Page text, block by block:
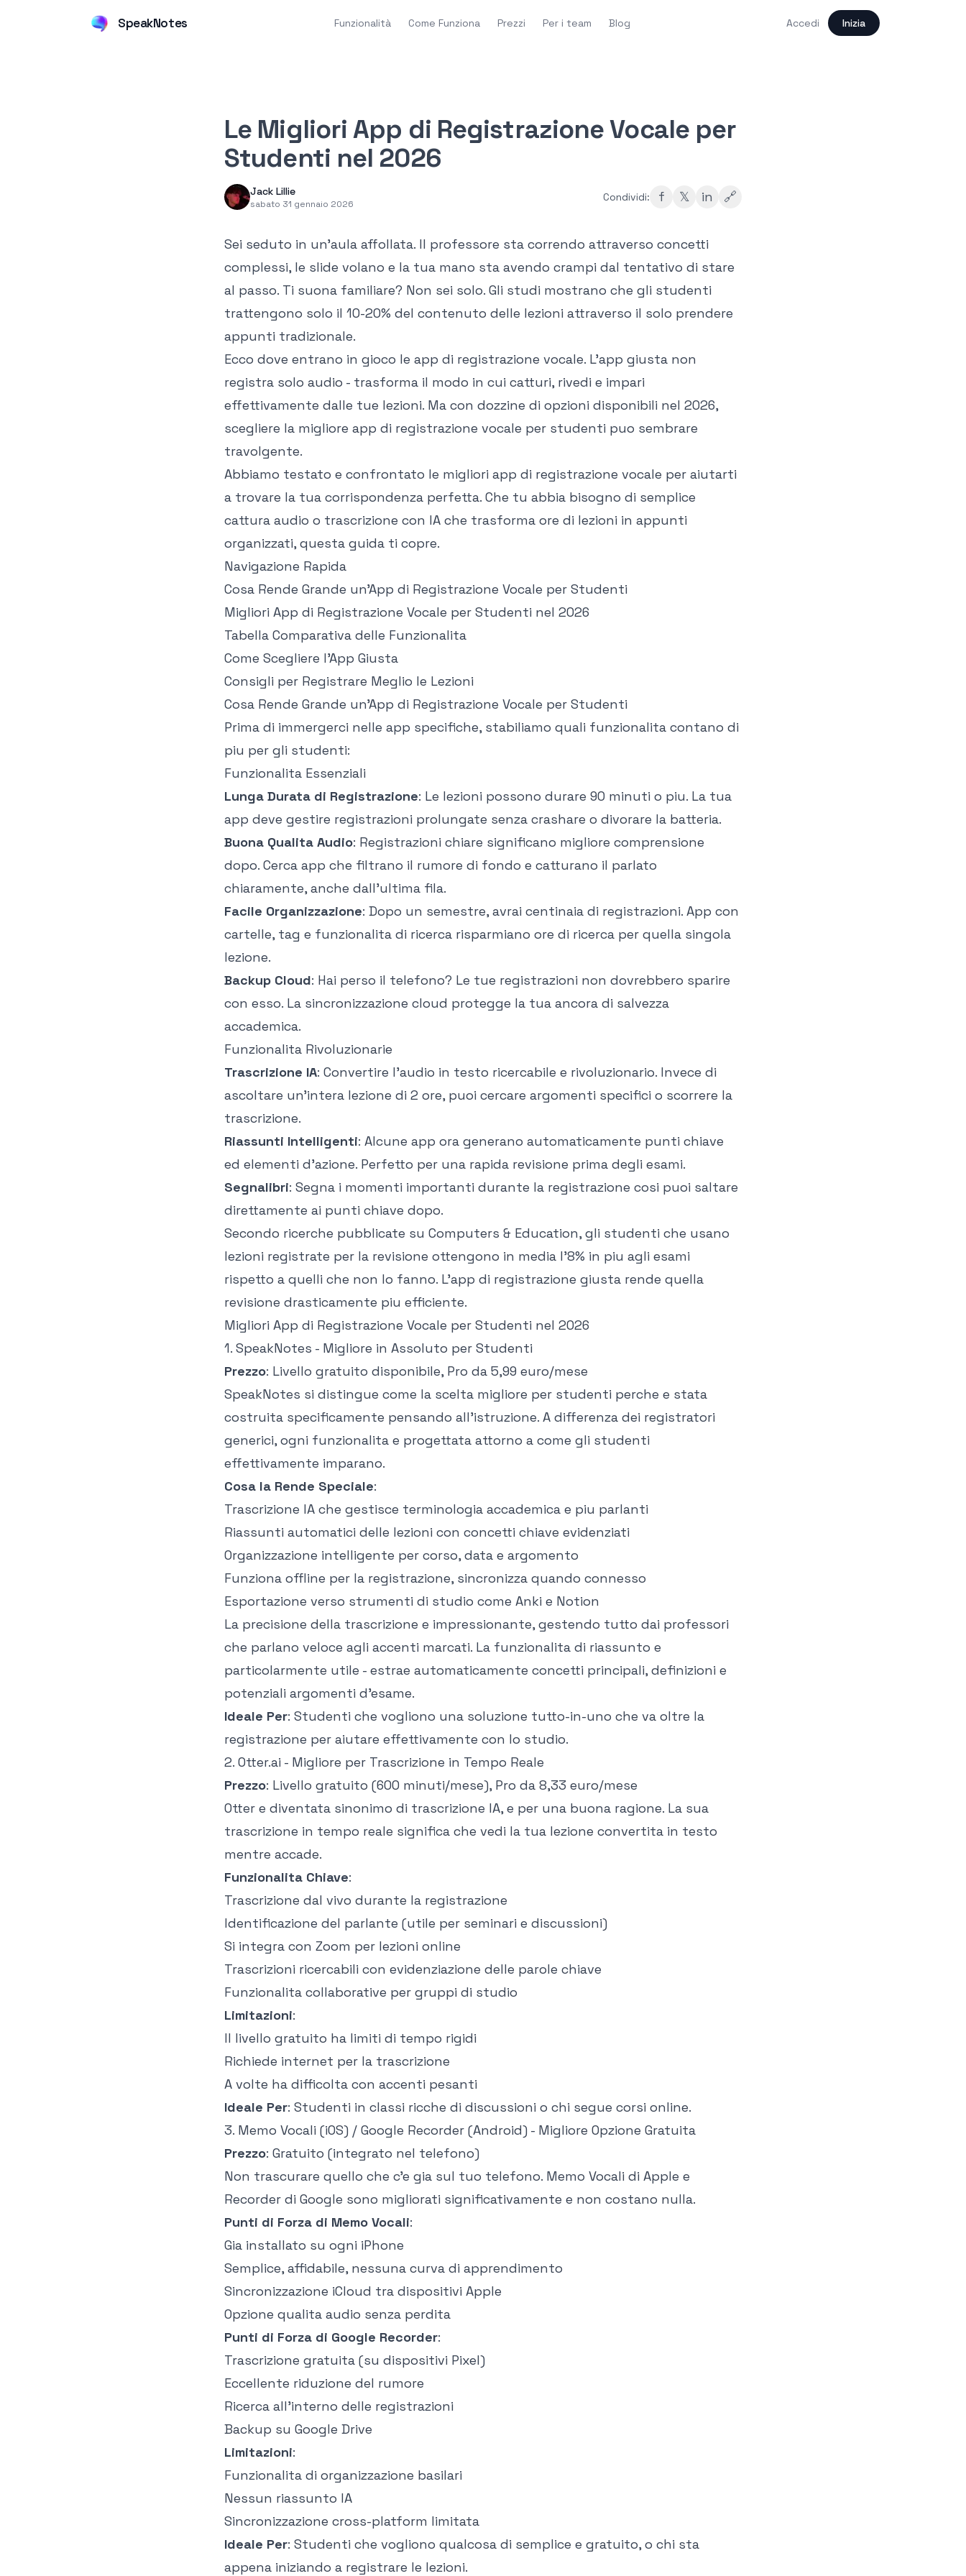
SpeakNotes Funzionalità Come Funziona Prezzi Per i team Blog Accedi Inizia
Le Migliori App di Registrazione Vocale per
Studenti nel 2026
Jack Lillie
sabato 31 gennaio 2026
Condividi: f 𝕏 in 🔗
Sei seduto in un'aula affollata. Il professore sta correndo attraverso concetti
complessi, le slide volano e la tua mano sta avendo crampi dal tentativo di stare
al passo. Ti suona familiare? Non sei solo. Gli studi mostrano che gli studenti
trattengono solo il 10-20% del contenuto delle lezioni attraverso il solo prendere
appunti tradizionale.
Ecco dove entrano in gioco le app di registrazione vocale. L'app giusta non
registra solo audio - trasforma il modo in cui catturi, rivedi e impari
effettivamente dalle tue lezioni. Ma con dozzine di opzioni disponibili nel 2026,
scegliere la migliore app di registrazione vocale per studenti puo sembrare
travolgente.
Abbiamo testato e confrontato le migliori app di registrazione vocale per aiutarti
a trovare la tua corrispondenza perfetta. Che tu abbia bisogno di semplice
cattura audio o trascrizione con IA che trasforma ore di lezioni in appunti
organizzati, questa guida ti copre.
Navigazione Rapida
Cosa Rende Grande un'App di Registrazione Vocale per Studenti
Migliori App di Registrazione Vocale per Studenti nel 2026
Tabella Comparativa delle Funzionalita
Come Scegliere l'App Giusta
Consigli per Registrare Meglio le Lezioni
Cosa Rende Grande un'App di Registrazione Vocale per Studenti
Prima di immergerci nelle app specifiche, stabiliamo quali funzionalita contano di
piu per gli studenti:
Funzionalita Essenziali
Lunga Durata di Registrazione: Le lezioni possono durare 90 minuti o piu. La tua
app deve gestire registrazioni prolungate senza crashare o divorare la batteria.
Buona Qualita Audio: Registrazioni chiare significano migliore comprensione
dopo. Cerca app che filtrano il rumore di fondo e catturano il parlato
chiaramente, anche dall'ultima fila.
Facile Organizzazione: Dopo un semestre, avrai centinaia di registrazioni. App con
cartelle, tag e funzionalita di ricerca risparmiano ore di ricerca per quella singola
lezione.
Backup Cloud: Hai perso il telefono? Le tue registrazioni non dovrebbero sparire
con esso. La sincronizzazione cloud protegge la tua ancora di salvezza
accademica.
Funzionalita Rivoluzionarie
Trascrizione IA: Convertire l'audio in testo ricercabile e rivoluzionario. Invece di
ascoltare un'intera lezione di 2 ore, puoi cercare argomenti specifici o scorrere la
trascrizione.
Riassunti Intelligenti: Alcune app ora generano automaticamente punti chiave
ed elementi d'azione. Perfetto per una rapida revisione prima degli esami.
Segnalibri: Segna i momenti importanti durante la registrazione cosi puoi saltare
direttamente ai punti chiave dopo.
Secondo ricerche pubblicate su Computers & Education, gli studenti che usano
lezioni registrate per la revisione ottengono in media l'8% in piu agli esami
rispetto a quelli che non lo fanno. L'app di registrazione giusta rende quella
revisione drasticamente piu efficiente.
Migliori App di Registrazione Vocale per Studenti nel 2026
1. SpeakNotes - Migliore in Assoluto per Studenti
Prezzo: Livello gratuito disponibile, Pro da 5,99 euro/mese
SpeakNotes si distingue come la scelta migliore per studenti perche e stata
costruita specificamente pensando all'istruzione. A differenza dei registratori
generici, ogni funzionalita e progettata attorno a come gli studenti
effettivamente imparano.
Cosa la Rende Speciale:
Trascrizione IA che gestisce terminologia accademica e piu parlanti
Riassunti automatici delle lezioni con concetti chiave evidenziati
Organizzazione intelligente per corso, data e argomento
Funziona offline per la registrazione, sincronizza quando connesso
Esportazione verso strumenti di studio come Anki e Notion
La precisione della trascrizione e impressionante, gestendo tutto dai professori
che parlano veloce agli accenti marcati. La funzionalita di riassunto e
particolarmente utile - estrae automaticamente concetti principali, definizioni e
potenziali argomenti d'esame.
Ideale Per: Studenti che vogliono una soluzione tutto-in-uno che va oltre la
registrazione per aiutare effettivamente con lo studio.
2. Otter.ai - Migliore per Trascrizione in Tempo Reale
Prezzo: Livello gratuito (600 minuti/mese), Pro da 8,33 euro/mese
Otter e diventata sinonimo di trascrizione IA, e per una buona ragione. La sua
trascrizione in tempo reale significa che vedi la tua lezione convertita in testo
mentre accade.
Funzionalita Chiave:
Trascrizione dal vivo durante la registrazione
Identificazione del parlante (utile per seminari e discussioni)
Si integra con Zoom per lezioni online
Trascrizioni ricercabili con evidenziazione delle parole chiave
Funzionalita collaborative per gruppi di studio
Limitazioni:
Il livello gratuito ha limiti di tempo rigidi
Richiede internet per la trascrizione
A volte ha difficolta con accenti pesanti
Ideale Per: Studenti in classi ricche di discussioni o chi segue corsi online.
3. Memo Vocali (iOS) / Google Recorder (Android) - Migliore Opzione Gratuita
Prezzo: Gratuito (integrato nel telefono)
Non trascurare quello che c'e gia sul tuo telefono. Memo Vocali di Apple e
Recorder di Google sono migliorati significativamente e non costano nulla.
Punti di Forza di Memo Vocali:
Gia installato su ogni iPhone
Semplice, affidabile, nessuna curva di apprendimento
Sincronizzazione iCloud tra dispositivi Apple
Opzione qualita audio senza perdita
Punti di Forza di Google Recorder:
Trascrizione gratuita (su dispositivi Pixel)
Eccellente riduzione del rumore
Ricerca all'interno delle registrazioni
Backup su Google Drive
Limitazioni:
Funzionalita di organizzazione basilari
Nessun riassunto IA
Sincronizzazione cross-platform limitata
Ideale Per: Studenti che vogliono qualcosa di semplice e gratuito, o chi sta
appena iniziando a registrare le lezioni.